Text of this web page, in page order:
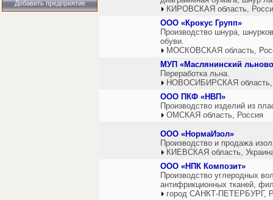
Добавить предприятие
КИРОВСКАЯ область,
ООО «Крокус Групп»
Производство шнура,
обуви.
МОСКОВСКАЯ область,
МУП «Маслянинский
Переработка льна.
НОВОСИБИРСКАЯ область,
ООО ПКФ «НВП»
Производство изделий из
ОМСКАЯ область, Россия
ООО «НормаИзол»
Производство и продажа
КИЕВСКАЯ область,
ООО «НПК Композит»
Производство углеродных
антифрикционных тканей,
город САНКТ-ПЕТЕРБУРГ,